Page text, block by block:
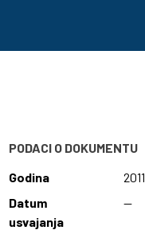
PODACI O DOKUMENTU
Godina
2011
Datum
usvajanja
—